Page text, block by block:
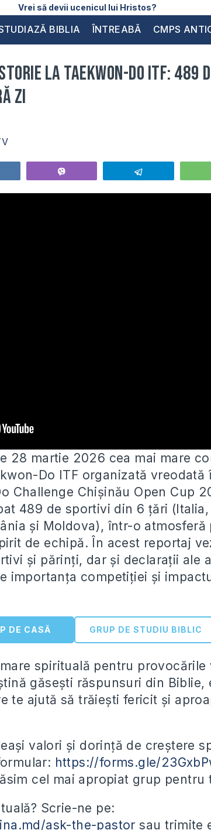
Vrei să devii ucenicul lui Hristos?
BIBLIA ÎNTREABĂ CMPS
la Taekwon-Do ITF:
zi
28 martie 2026 cea mai mare
Do ITF organizată vreodată
Challenge Chișinău Open Cup
489 de sportivi din 6 țări (Italia,
și Moldova), într-o atmosferă
de echipă. În acest reportaj
și părinți, dar și declarații ale
importanța competiției și
DE CASĂ GRUP DE STUDIU BIBLIC
spirituală pentru provocările
găsești răspunsuri din Biblie,
te ajută să trăiești fericit și
valori și dorință de creștere
https://forms.gle/
cel mai apropiat grup pentru
Scrie-ne pe:
ask-the-pastor sau trimite